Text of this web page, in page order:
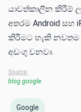
යාවත්කාලීන කිරීම්
අතරම Android සහ
කිරීමට හැකි නවතම
අඩංගු වනවා.
Source:
blog.google
Google